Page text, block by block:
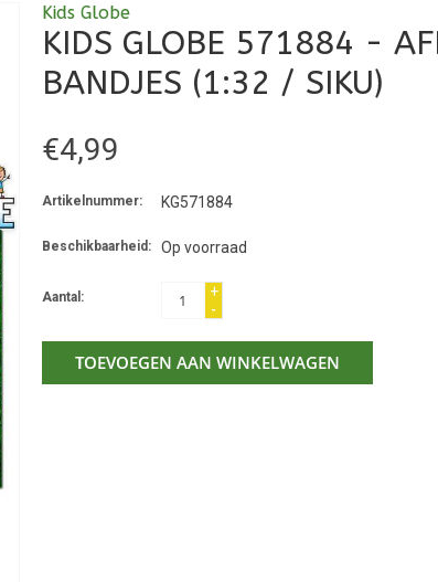
Kids Globe
KIDS GLOBE 571884 -
BANDJES (1:32 / SIKU)
€4,99
Artikelnummer: KG571884
Beschikbaarheid: Op voorraad
Aantal:
+
-
TOEVOEGEN AAN WINKELWAGEN